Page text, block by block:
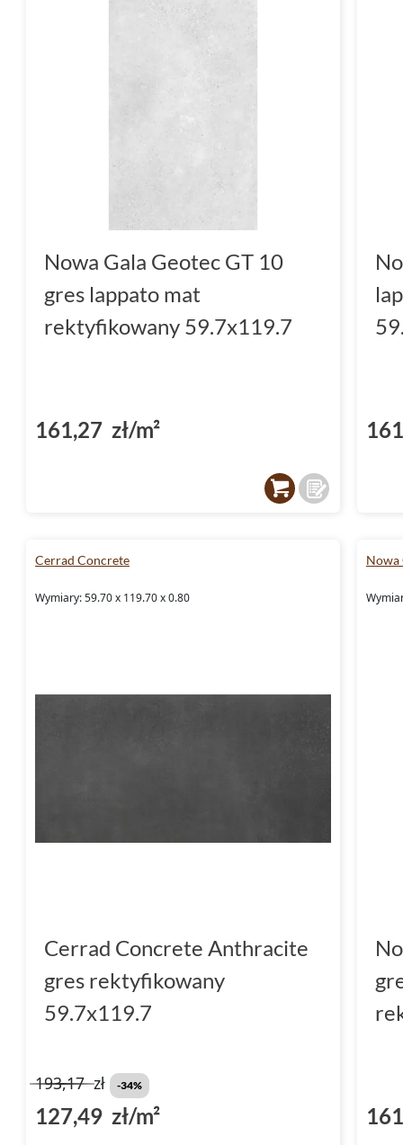
Nowa Gala Geotec GT 10
gres lappato mat
rektyfikowany 59.7x119.7
161,27 zł/m²
Cerrad Concrete
Wymiary: 59.70 x 119.70 x 0.80
Cerrad Concrete Anthracite
gres rektyfikowany
59.7x119.7
193,17zł -34%
127,49 zł/m²
Nowa